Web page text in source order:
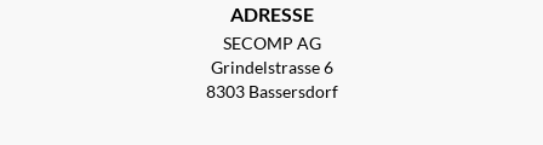
ADRESSE
SECOMP AG
Grindelstrasse 6
8303 Bassersdorf